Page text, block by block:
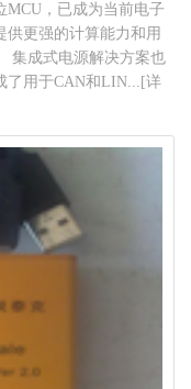
MCU，已成为当前电子
更强的计算能力和用
集成式电源解决方案也
了用于CAN和LIN...[详